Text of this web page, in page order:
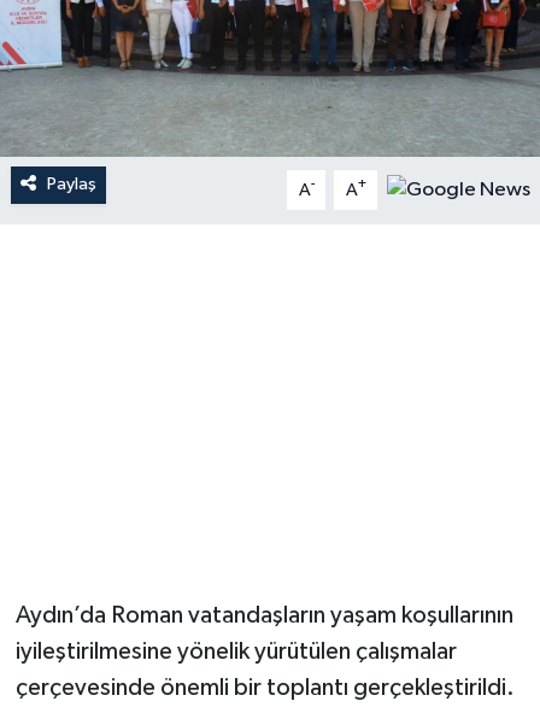
Paylaş A- A+
Aydın’da Roman vatandaşların yaşam koşullarının
iyileştirilmesine yönelik yürütülen çalışmalar
çerçevesinde önemli bir toplantı gerçekleştirildi.